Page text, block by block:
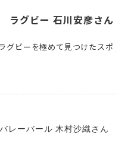
グビー 石川安彦さん
グビーを極めて見つけたスポ